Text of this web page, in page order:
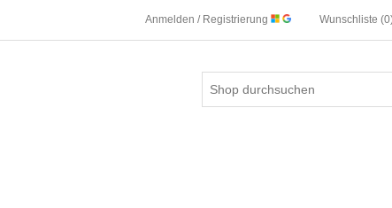
Anmelden / Registrierung Wunschliste